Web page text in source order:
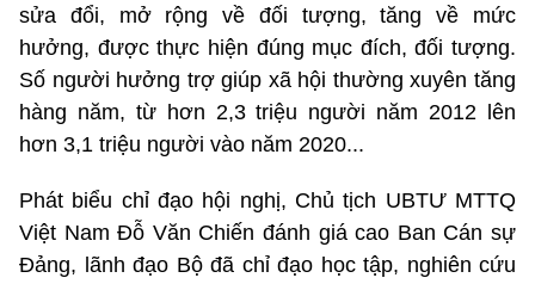
sửa đổi, mở rộng về đối tượng, tăng về mức
hưởng, được thực hiện đúng mục đích, đối tượng.
Số người hưởng trợ giúp xã hội thường xuyên tăng
hàng năm, từ hơn 2,3 triệu người năm 2012 lên
hơn 3,1 triệu người vào năm 2020...
Phát biểu chỉ đạo hội nghị, Chủ tịch UBTƯ MTTQ
Việt Nam Đỗ Văn Chiến đánh giá cao Ban Cán sự
Đảng, lãnh đạo Bộ đã chỉ đạo học tập, nghiên cứu